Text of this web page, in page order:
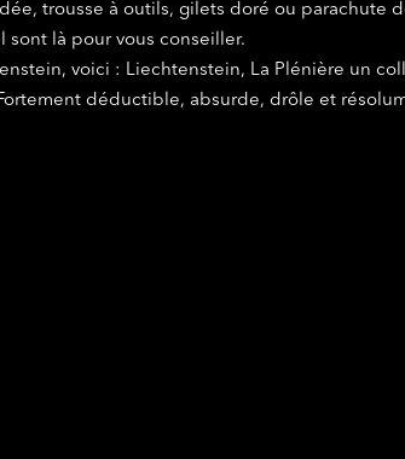
trousse à outils, gilets doré ou parachute
sont là pour vous conseiller.
voici : Liechtenstein, La Plénière un
déductible, absurde, drôle et